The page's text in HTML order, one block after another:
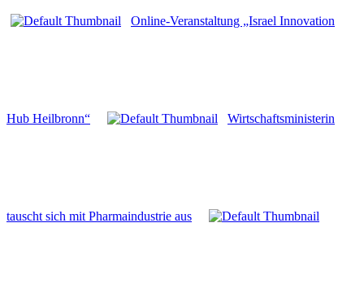
Online-Veranstaltung „Israel Innovation
Hub Heilbronn“ Wirtschaftsministerin
tauscht sich mit Pharmaindustrie aus